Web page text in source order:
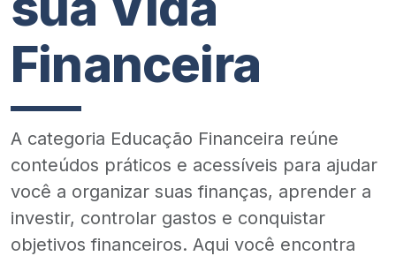
Financeira
A categoria Educação Financeira reúne
conteúdos práticos e acessíveis para ajudar
você a organizar suas finanças, aprender a
investir, controlar gastos e conquistar
objetivos financeiros. Aqui você encontra